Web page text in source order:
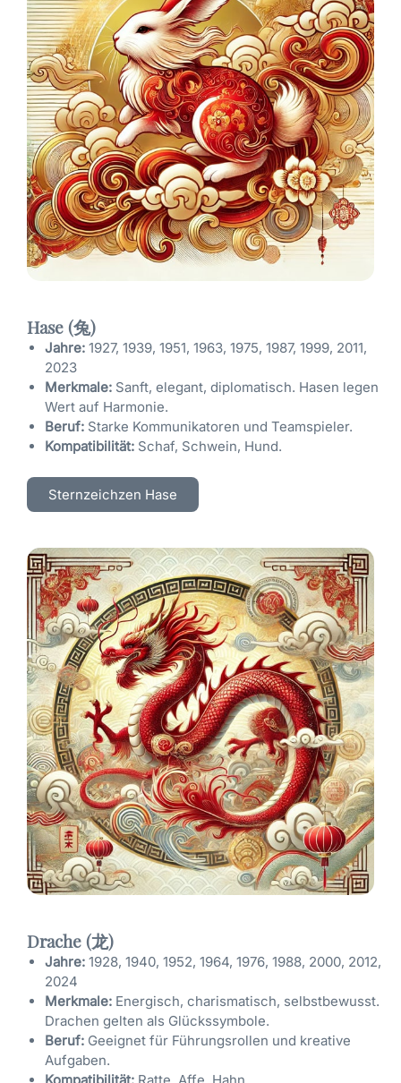
Hase (兔)
Jahre: 1927, 1939, 1951, 1963, 1975, 1987, 1999, 2011,
2023
Merkmale: Sanft, elegant, diplomatisch. Hasen legen
Wert auf Harmonie.
Beruf: Starke Kommunikatoren und Teamspieler.
Kompatibilität: Schaf, Schwein, Hund.
Sternzeichzen Hase
Drache (龙)
Jahre: 1928, 1940, 1952, 1964, 1976, 1988, 2000, 2012,
2024
Merkmale: Energisch, charismatisch, selbstbewusst.
Drachen gelten als Glückssymbole.
Beruf: Geeignet für Führungsrollen und kreative
Aufgaben.